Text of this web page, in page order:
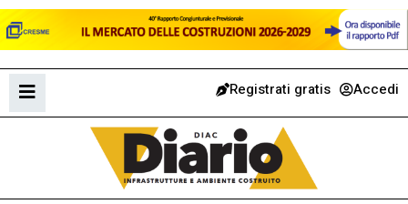
Registrati gratis Accedi